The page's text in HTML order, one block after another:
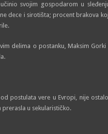
svojim gospodarom u
dece i sirotišta; procent brakova
delima o postanku, Maksim
postulata vere u Evropi, nije
prerasla u sekularističko.